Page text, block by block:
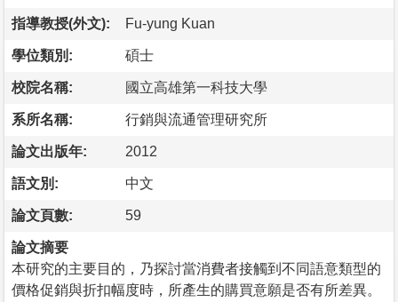
指導教授(外文): Fu-yung Kuan
學位類別: 碩士
校院名稱: 國立高雄第一科技大學
系所名稱: 行銷與流通管理研究所
論文出版年: 2012
語文別: 中文
論文頁數: 59
論文摘要
本研究的主要目的，乃探討當消費者接觸到不同語意類型的
價格促銷與折扣幅度時，所產生的購買意願是否有所差異。